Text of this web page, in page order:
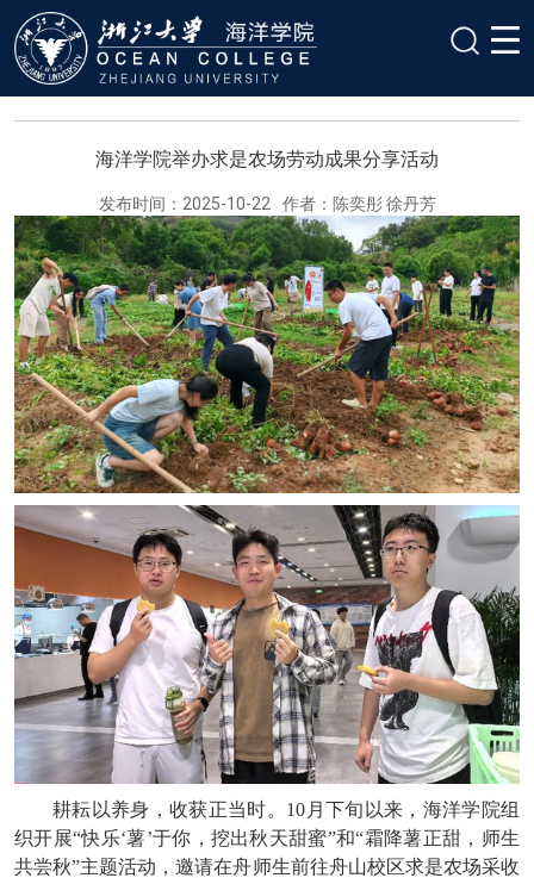
海洋学院举办求是农场劳动成果分享活动
发布时间：2025-10-22 作者：陈奕彤 徐丹芳
耕耘以养身，收获正当时。10月下旬以来，海洋学院组
织开展“快乐‘薯’于你，挖出秋天甜蜜”和“霜降薯正甜，师生
共尝秋”主题活动，邀请在舟师生前往舟山校区求是农场采收